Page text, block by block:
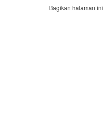
Bagikan halaman ini